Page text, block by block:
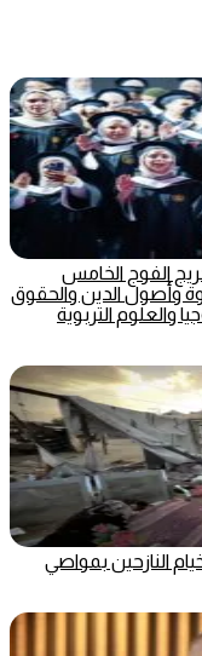
الفوج الخامس
وأصول الدين والحقوق
والعلوم التربوية
خيام النازحين بمواصي